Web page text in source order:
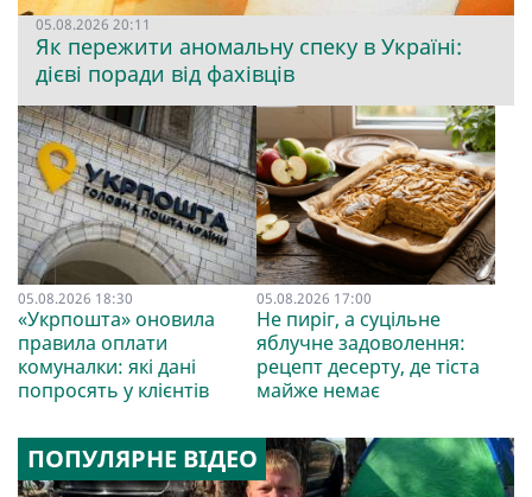
05.08.2026 20:11
Як пережити аномальну спеку в Україні:
дієві поради від фахівців
05.08.2026 18:30
«Укрпошта» оновила
правила оплати
комуналки: які дані
попросять у клієнтів
05.08.2026 17:00
Не пиріг, а суцільне
яблучне задоволення:
рецепт десерту, де тіста
майже немає
ПОПУЛЯРНЕ ВІДЕО